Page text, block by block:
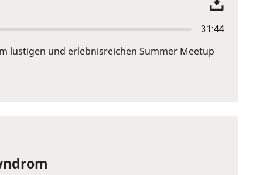
31:44
lustigen und erlebnisreichen Summer Meetup